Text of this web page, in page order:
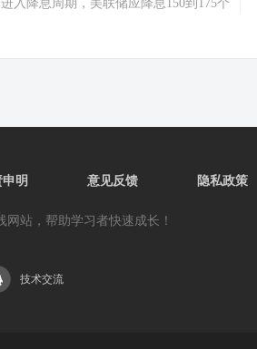
入降息周期，美联储应降息150到175个
明 意见反馈 隐私政策
站，帮助学习者快速成长！
技术交流